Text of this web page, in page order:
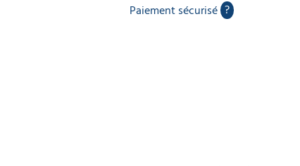
Paiement sécurisé ?